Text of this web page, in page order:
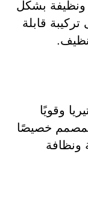
ونظيفة بشكل
قابلة
وقويًا
خصيصًا
ونظافة